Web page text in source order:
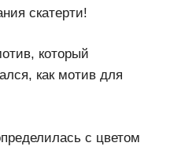
скатерти!
который
как мотив для
с цветом